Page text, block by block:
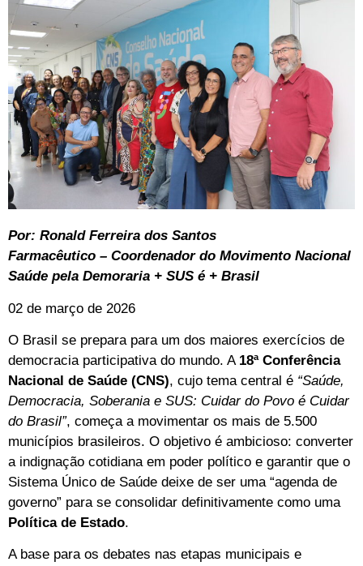
Por: Ronald Ferreira dos Santos
Farmacêutico – Coordenador do Movimento Nacional
Saúde pela Demoraria + SUS é + Brasil
02 de março de 2026
O Brasil se prepara para um dos maiores exercícios de
democracia participativa do mundo. A 18ª Conferência
Nacional de Saúde (CNS), cujo tema central é “Saúde,
Democracia, Soberania e SUS: Cuidar do Povo é Cuidar
do Brasil”, começa a movimentar os mais de 5.500
municípios brasileiros. O objetivo é ambicioso: converter
a indignação cotidiana em poder político e garantir que o
Sistema Único de Saúde deixe de ser uma “agenda de
governo” para se consolidar definitivamente como uma
Política de Estado.
A base para os debates nas etapas municipais e